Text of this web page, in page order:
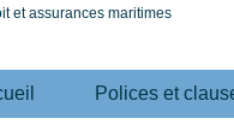
Polices et